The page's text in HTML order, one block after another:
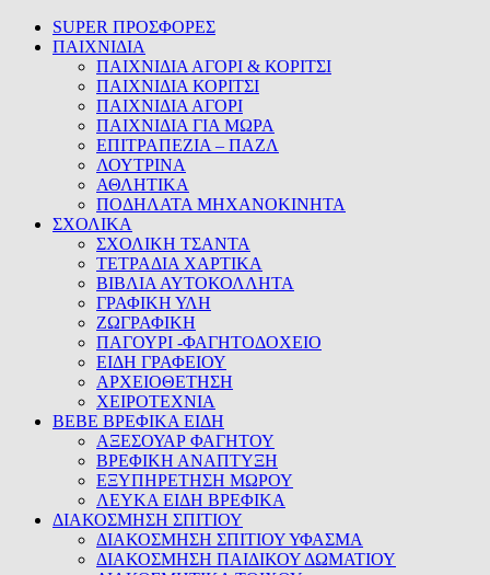
SUPER ΠΡΟΣΦΟΡΕΣ
ΠΑΙΧΝΙΔΙΑ
ΠΑΙΧΝΙΔΙΑ ΑΓΟΡΙ & ΚΟΡΙΤΣΙ
ΠΑΙΧΝΙΔΙΑ ΚΟΡΙΤΣΙ
ΠΑΙΧΝΙΔΙΑ ΑΓΟΡΙ
ΠΑΙΧΝΙΔΙΑ ΓΙΑ ΜΩΡΑ
ΕΠΙΤΡΑΠΕΖΙΑ – ΠΑΖΛ
ΛΟΥΤΡΙΝΑ
ΑΘΛΗΤΙΚΑ
ΠΟΔΗΛΑΤΑ ΜΗΧΑΝΟΚΙΝΗΤΑ
ΣΧΟΛΙΚΑ
ΣΧΟΛΙΚΗ ΤΣΑΝΤΑ
ΤΕΤΡΑΔΙΑ ΧΑΡΤΙΚΑ
ΒΙΒΛΙΑ ΑΥΤΟΚΟΛΛΗΤΑ
ΓΡΑΦΙΚΗ ΥΛΗ
ΖΩΓΡΑΦΙΚΗ
ΠΑΓΟΥΡΙ -ΦΑΓΗΤΟΔΟΧΕΙΟ
ΕΙΔΗ ΓΡΑΦΕΙΟΥ
ΑΡΧΕΙΟΘΕΤΗΣΗ
ΧΕΙΡΟΤΕΧΝΙΑ
BEBE ΒΡΕΦΙΚΑ ΕΙΔΗ
ΑΞΕΣΟΥΑΡ ΦΑΓΗΤΟΥ
ΒΡΕΦΙΚΗ ΑΝΑΠΤΥΞΗ
ΕΞΥΠΗΡΕΤΗΣΗ ΜΩΡΟΥ
ΛΕΥΚΑ ΕΙΔΗ ΒΡΕΦΙΚΑ
ΔΙΑΚΟΣΜΗΣΗ ΣΠΙΤΙΟΥ
ΔΙΑΚΟΣΜΗΣΗ ΣΠΙΤΙΟΥ ΥΦΑΣΜΑ
ΔΙΑΚΟΣΜΗΣΗ ΠΑΙΔΙΚΟΥ ΔΩΜΑΤΙΟΥ